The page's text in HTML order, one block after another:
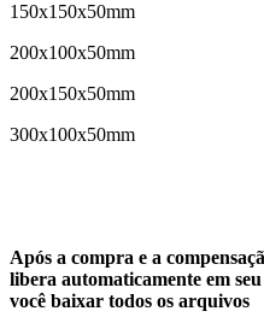
150x150x50mm
200x100x50mm
200x150x50mm
300x100x50mm
Após a compra e a
libera automaticamente em
você baixar todos os arquivos